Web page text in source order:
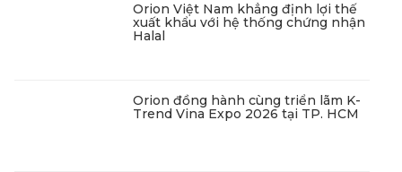
Orion Việt Nam khẳng định lợi thế
xuất khẩu với hệ thống chứng nhận
Halal
Orion đồng hành cùng triển lãm K-
Trend Vina Expo 2026 tại TP. HCM